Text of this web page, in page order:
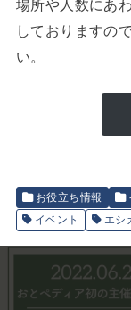
場所や人数にあ
しておりますの
い。
お役立ち情報
イベント
エシ